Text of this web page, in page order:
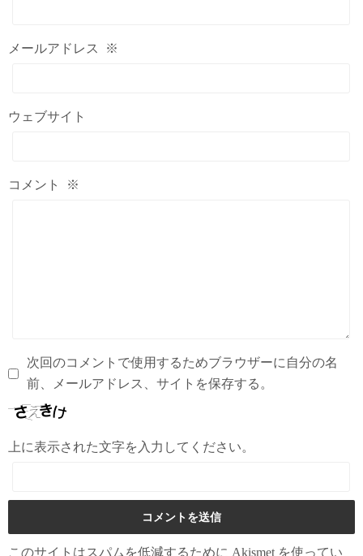
メールアドレス ※
ウェブサイト
コメント ※
次回のコメントで使用するためブラウザーに自分の名
前、メールアドレス、サイトを保存する。
上に表示された文字を入力してください。
このサイトはスパムを低減するために Akismet を使ってい